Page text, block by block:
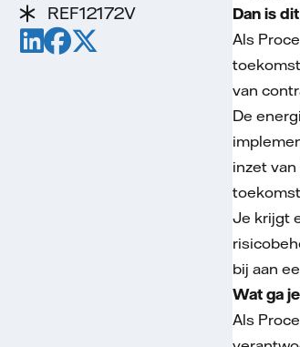
REF12172V
Dan is
Als
van
De
inzet
Je krijgt
bij aan
Wat ga
Als